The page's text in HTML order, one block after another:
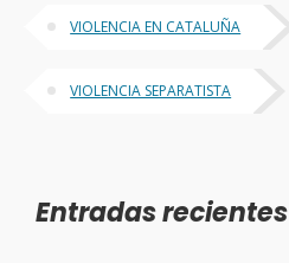
VIOLENCIA EN CATALUÑA
VIOLENCIA SEPARATISTA
Entradas recientes